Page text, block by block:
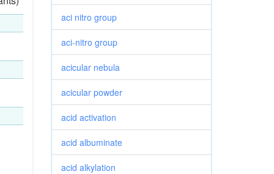
aci nitro group
aci-nitro group
acicular nebula
acicular powder
acid activation
acid albuminate
acid alkylation